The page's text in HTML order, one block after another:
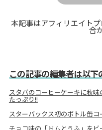
本記事はアフィリエイト
合
この記事の編集者は以
スタバのコーヒーケーキに秋
たっぷり!!
スターバックス初のボトル缶